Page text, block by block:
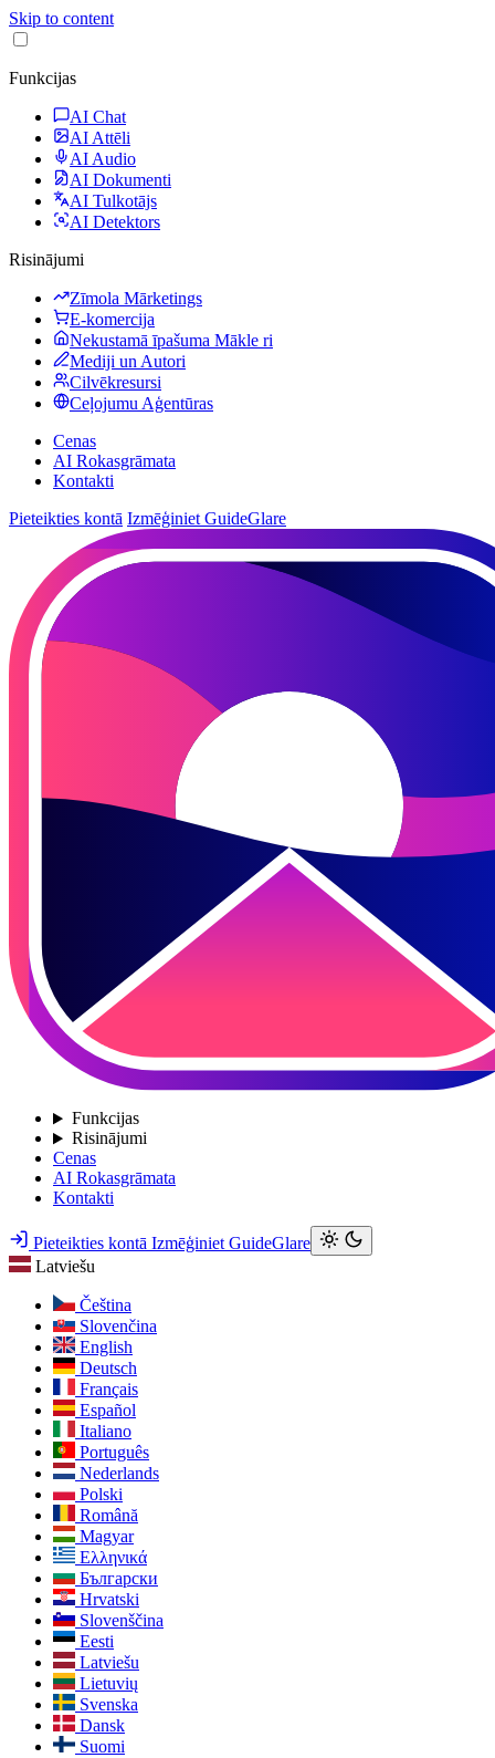
Skip to content
Funkcijas
AI Chat
AI Attēli
AI Audio
AI Dokumenti
AI Tulkotājs
AI Detektors
Risinājumi
Zīmola Mārketings
E-komercija
Nekustamā īpašuma Mākle ri
Mediji un Autori
Cilvēkresursi
Ceļojumu Aģentūras
Cenas
AI Rokasgrāmata
Kontakti
Pieteikties kontā Izmēģiniet GuideGlare
Funkcijas
Risinājumi
Cenas
AI Rokasgrāmata
Kontakti
Pieteikties kontā Izmēģiniet GuideGlare
Latviešu
Čeština
Slovenčina
English
Deutsch
Français
Español
Italiano
Português
Nederlands
Polski
Română
Magyar
Ελληνικά
Български
Hrvatski
Slovenščina
Eesti
Latviešu
Lietuvių
Svenska
Dansk
Suomi